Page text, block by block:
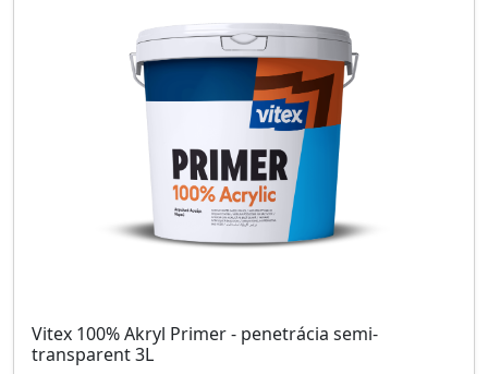
Vitex 100% Akryl Primer - penetrácia semi-
transparent 3L